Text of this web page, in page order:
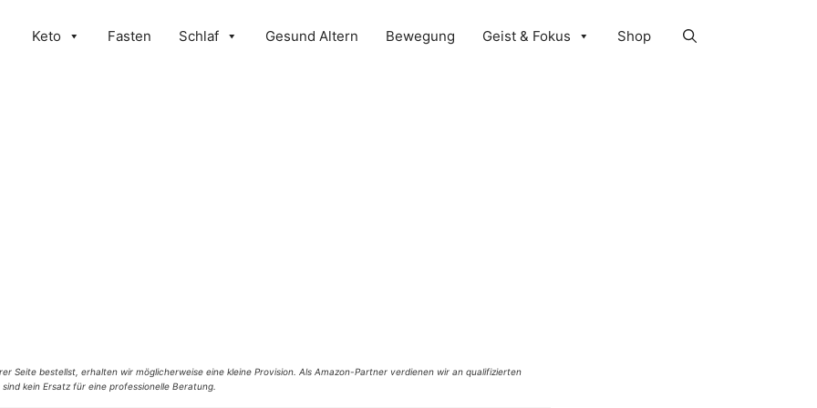
Keto Fasten Schlaf Gesund Altern Bewegung Geist & Fokus Shop
Seite bestellst, erhalten wir möglicherweise eine kleine Provision. Als Amazon-Partner verdienen wir an qualifizierten
kein Ersatz für eine professionelle Beratung.